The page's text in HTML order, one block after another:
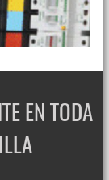
EN TODA